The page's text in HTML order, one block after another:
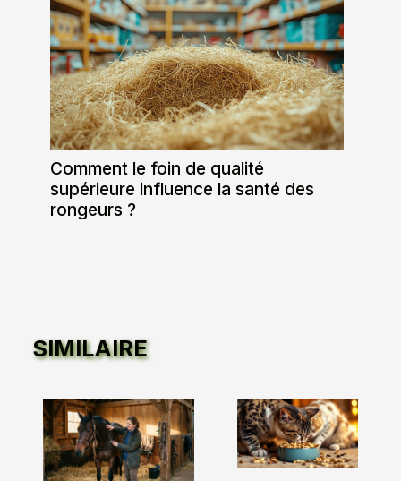
Comment le foin de qualité
supérieure influence la santé des
rongeurs ?
SIMILAIRE